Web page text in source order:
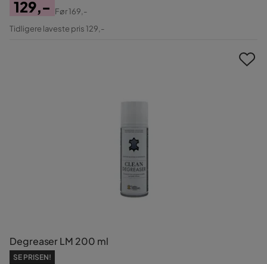
Pris
129,-
Original
Før169,-
Tidligere laveste pris 129,-
Degreaser LM 200 ml
SE PRISEN!